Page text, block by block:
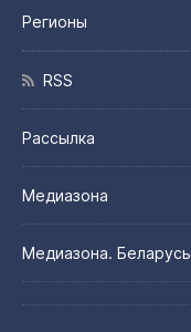
Регионы
RSS
Рассылка
Медиазона
Медиазона. Беларусь